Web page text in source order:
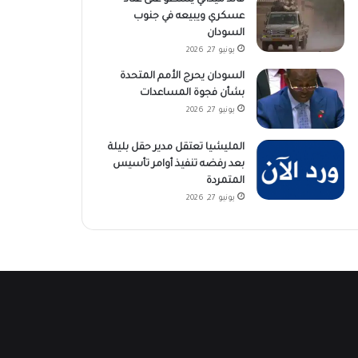
عسكري ويبيعه في جنوب
السودان
يونيو 27, 2026
السودان يحرج الأمم المتحدة
بشأن فجوة المساعدات
يونيو 27, 2026
المليشيا تعتقل مدير حقل بليلة
بعد رفضه تنفيذ أوامر تأسيس
المتمردة
يونيو 27, 2026